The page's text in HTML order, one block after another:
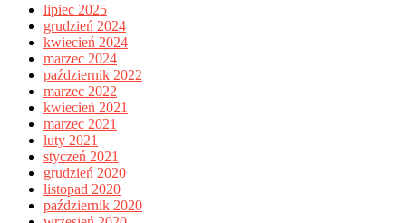
lipiec 2025
grudzień 2024
kwiecień 2024
marzec 2024
październik 2022
marzec 2022
kwiecień 2021
marzec 2021
luty 2021
styczeń 2021
grudzień 2020
listopad 2020
październik 2020